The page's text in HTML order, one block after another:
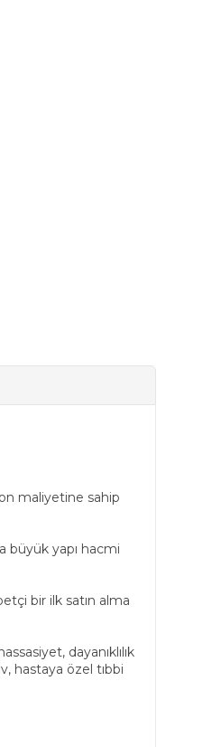
maliyetine sahip
büyük yapı hacmi
bir ilk satın alma
dayanıklılık
hastaya özel tıbbi